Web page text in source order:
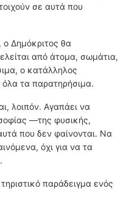
σε αυτά που
ο Δημόκριτος θα
από άτομα, σωμάτια,
ο κατάλληλος
τα παρατηρήσιμα.
λοιπόν. Αγαπάει να
—της φυσικής,
που δεν φαίνονται. Να
όχι για να τα
παράδειγμα ενός